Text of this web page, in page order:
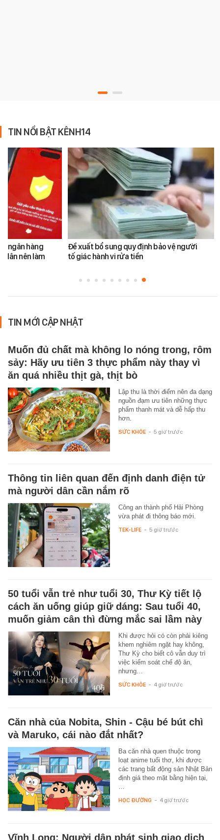
TIN NỔI BẬT KÊNH14
ngân hàng
dân nên làm
Đề xuất bổ sung quy định bảo vệ người
tố giác hành vi rửa tiền
TIN MỚI CẬP NHẬT
Muốn đủ chất mà không lo nóng trong, rôm
sảy: Hãy ưu tiên 3 thực phẩm này thay vì
ăn quá nhiều thịt gà, thịt bò
Lập thu là thời điểm nên đa dạng
nguồn đạm ưu tiên những thực
phẩm thanh mát và dễ hấp thu
hơn.
SỨC KHỎE - 5 giờ trước
Thông tin liên quan đến định danh điện tử
mà người dân cần nắm rõ
Công an thành phố Hải Phòng
vừa phát đi thông báo mới.
TEK-LIFE - 5 giờ trước
50 tuổi vẫn trẻ như tuổi 30, Thư Kỳ tiết lộ
cách ăn uống giúp giữ dáng: Sau tuổi 40,
muốn giảm cân thì đừng mắc sai lầm này
Khi được hỏi có còn phải kiêng
khem nghiêm ngặt hay không,
Thư Kỳ cho biết cô vẫn duy trì
việc kiểm soát chế độ ăn,
nhưng…
SỨC KHỎE - 4 giờ trước
Căn nhà của Nobita, Shin - Cậu bé bút chì
và Maruko, cái nào đắt nhất?
Ba căn nhà quen thuộc trong
loạt anime tuổi thơ, khi được
các trang bất động sản Nhật Bản
định giá theo mặt bằng hiện tại,
…
HỌC ĐƯỜNG - 4 giờ trước
Vĩnh Long: Người dân phát sinh giao dịch